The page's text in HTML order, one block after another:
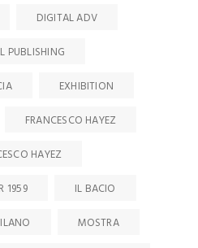
DIGITAL ADV
PUBLISHING
EXHIBITION
FRANCESCO HAYEZ
HAYEZ
1959
IL BACIO
MOSTRA